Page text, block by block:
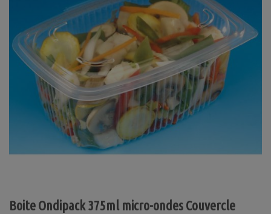
Boite Ondipack 375ml micro-ondes Couvercle